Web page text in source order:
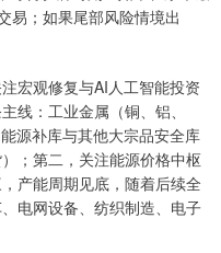
易；如果尾部风险情境出
宏观修复与AI人工智能投资
线：工业金属（铜、铝、
源补库与其他大宗品安全库
；第二，关注能源价格中枢
产能周期见底，随着后续全
电网设备、纺织制造、电子